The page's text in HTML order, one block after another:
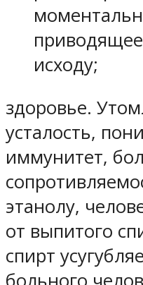
исходу;
здоровье.
усталость,
иммунитет,
этанолу,
от выпитого
спирт